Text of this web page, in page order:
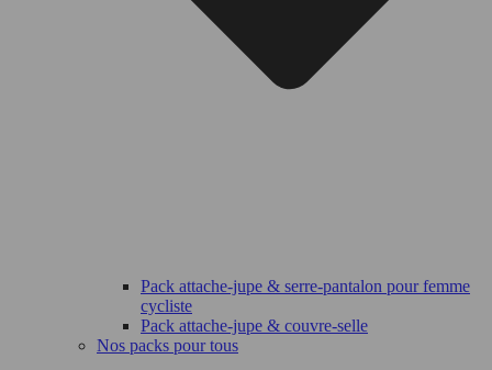
Pack attache-jupe & serre-pantalon pour femme
cycliste
Pack attache-jupe & couvre-selle
Nos packs pour tous